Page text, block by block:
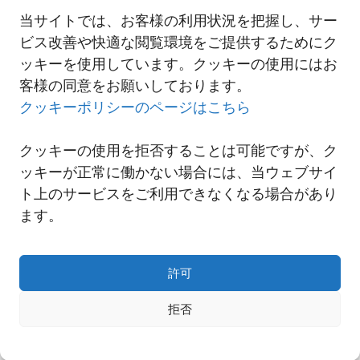
当サイトでは、お客様の利用状況を把握し、サー
ビス改善や快適な閲覧環境をご提供するためにク
ッキーを使用しています。クッキーの使用にはお
客様の同意をお願いしております。
クッキーポリシーのページはこちら
クッキーの使用を拒否することは可能ですが、ク
ッキーが正常に働かない場合には、当ウェブサイ
ト上のサービスをご利用できなくなる場合があり
ます。
許可
拒否
2024-7-5 「関東ロジスティクスセンター」営業開始のご案内
一覧へ